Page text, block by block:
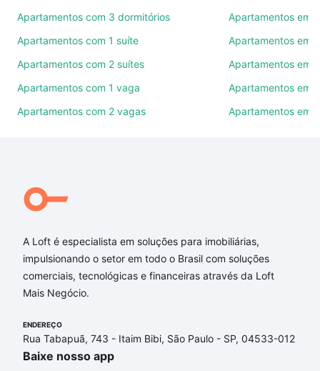
Como escolher um imóvel?
Use barra de busca no topo para pesquisar por
ruas, bairros e até condomínios favoritos. Você
também pode usar os filtros como quantidade de
combinar perfeitamente com o preço, metragem e
Renascence, Sorocaba, SP ideal para você na Loft.
Qual o preço de Apartamentos com 1 banheiro à
Sorocaba, SP?
Aqui na Loft temos a oferta ideal para você, com
Apartamentos com 1 banheiro à venda em Jardim
partir de R$ 0 e com nossas opções de
financiamento imobiliário as parcelas podem se
adequar ao seu orçamento. Se ainda tem alguma
Apartamentos com 3 dormitórios
Apartamentos com 1 suíte
Apartamentos com 2 suítes
Apartamentos com 1 vaga
Apartamentos com 2 vagas
Apartamentos em
Apartamentos em
Apartamentos em
Apartamentos em
Apartamentos em
A Loft é especialista em soluções para imobiliárias,
impulsionando o setor em todo o Brasil com soluções
comerciais, tecnológicas e financeiras através da Loft
Mais Negócio.
ENDEREÇO
Rua Tabapuã, 743 - Itaim Bibi, São Paulo - SP, 04533-012
Baixe nosso app